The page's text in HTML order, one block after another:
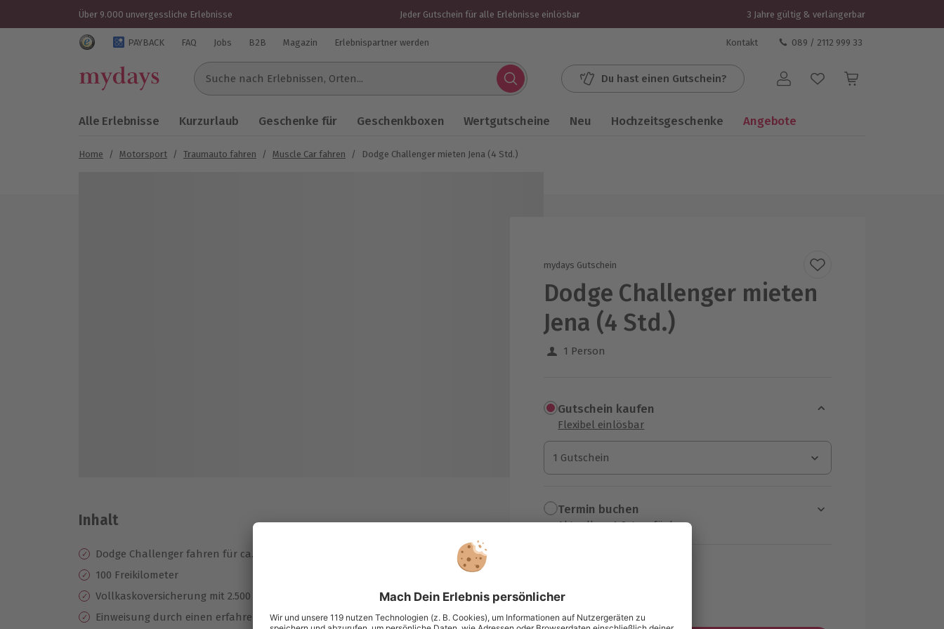
Über 9.000 unvergessliche Erlebnisse Jeder Gutschein für alle Erlebnisse einlösbar 3 Jahre gültig & verlängerbar
Trustedshops Bewertungen für mydays.de
PAYBACK FAQ Jobs B2B Magazin Erlebnispartner werden Kontakt 089 / 2112 999 33
Suche nach Erlebnissen...
Du hast einen Gutschein? Benutzerkonto
Alle Erlebnisse Kurzurlaub Geschenke für Geschenkboxen Wertgutscheine Neu Hochzeitsgeschenke Angebote
Home / Motorsport / Traumauto fahren / Muscle Car fahren / Dodge Challenger mieten Jena (4 Std.)
mydays Gutschein
Dodge Challenger mieten
Jena (4 Std.)
1 Person
Gutschein kaufen
Flexibel einlösbar
1 Gutschein
1 Gutschein
1 Gutschein
Termin buchen
Aktuell an 1 Ort verfügbar
zzgl. Versand
Inhalt
Dodge Challenger fahren für ca. 4 Stunden
100 Freikilometer
Vollkaskoversicherung mit 2.500 € Selbstbeteiligung
Einweisung durch einen erfahrenen Instruktor